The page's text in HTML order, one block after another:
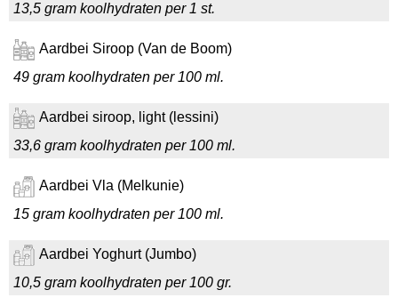
13,5 gram koolhydraten per 1 st.
Aardbei Siroop (Van de Boom)
49 gram koolhydraten per 100 ml.
Aardbei siroop, light (lessini)
33,6 gram koolhydraten per 100 ml.
Aardbei Vla (Melkunie)
15 gram koolhydraten per 100 ml.
Aardbei Yoghurt (Jumbo)
10,5 gram koolhydraten per 100 gr.